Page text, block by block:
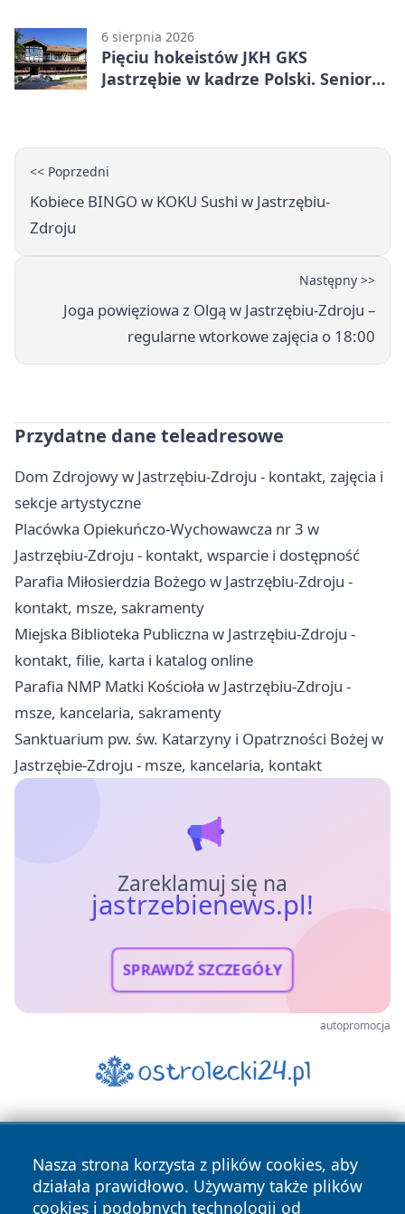
6 sierpnia 2026
Pięciu hokeistów JKH GKS
Jastrzębie w kadrze Polski. Seniorzy
<< Poprzedni
Kobiece BINGO w KOKU Sushi w Jastrzębiu-
Zdroju
Następny >>
Joga powięziowa z Olgą w Jastrzębiu-Zdroju –
regularne wtorkowe zajęcia o 18:00
Przydatne dane teleadresowe
Dom Zdrojowy w Jastrzębiu-Zdroju - kontakt, zajęcia i
sekcje artystyczne
Placówka Opiekuńczo-Wychowawcza nr 3 w
Jastrzębiu-Zdroju - kontakt, wsparcie i dostępność
Parafia Miłosierdzia Bożego w Jastrzębiu-Zdroju -
kontakt, msze, sakramenty
Miejska Biblioteka Publiczna w Jastrzębiu-Zdroju -
kontakt, filie, karta i katalog online
Parafia NMP Matki Kościoła w Jastrzębiu-Zdroju -
msze, kancelaria, sakramenty
Sanktuarium pw. św. Katarzyny i Opatrzności Bożej w
Jastrzębie-Zdroju - msze, kancelaria, kontakt
Zareklamuj się na
jastrzebienews.pl!
SPRAWDŹ SZCZEGÓŁY
autopromocja
Nasza strona korzysta z plików cookies, aby
działała prawidłowo. Używamy także plików
cookies i podobnych technologii od